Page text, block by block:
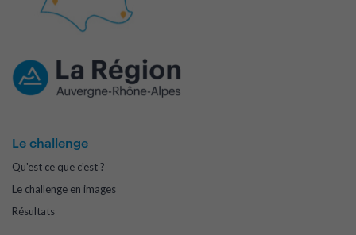
Le challenge
Qu'est ce que c'est ?
Le challenge en images
Résultats